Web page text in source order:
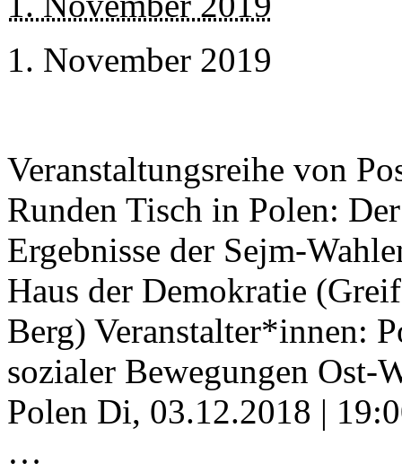
1. November 2019
Veranstaltungsreihe von
Runden Tisch in Polen:
Ergebnisse der Sejm-
Haus der Demokratie
Berg) Veranstalter*innen:
sozialer Bewegungen Ost-
Polen Di, 03.12.2018 |
…